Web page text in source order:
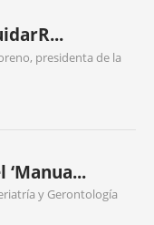
presidenta de la
y Gerontología